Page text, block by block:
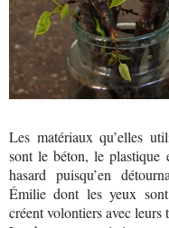
Les matériaux qu’elles
sont le béton, le
hasard puisqu’en
Émilie dont les yeux
créent volontiers avec leurs